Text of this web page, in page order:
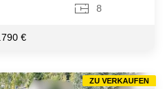
8
€
ZU VERKAUFEN